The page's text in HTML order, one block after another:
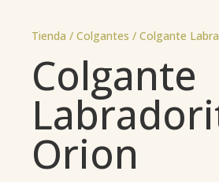
Tienda / Colgantes / Colgante
Colgante
Orion